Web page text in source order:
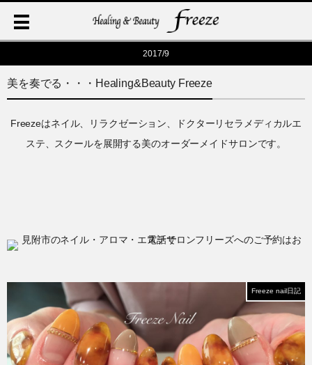
2017/9
美を奏でる・・・Healing&Beauty Freeze
Freezeはネイル、リラクゼーション、ドクターリセラメディカルエ
ステ、スクールを展開する美のオーダーメイドサロンです。
Freeze nail日記